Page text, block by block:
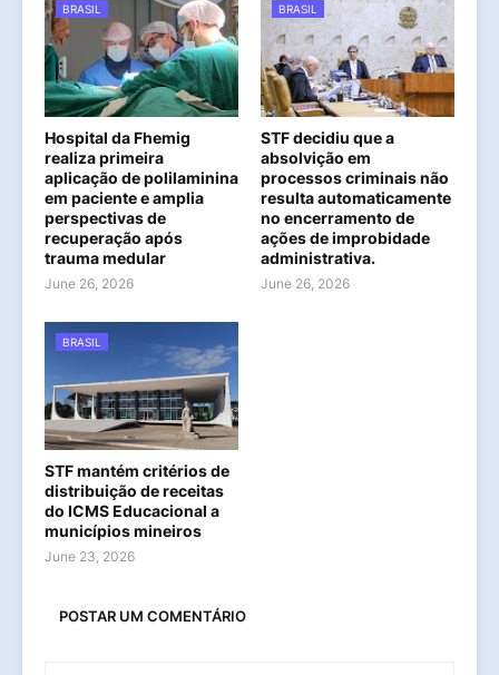
BRASIL
Hospital da Fhemig
realiza primeira
aplicação de polilaminina
em paciente e amplia
perspectivas de
recuperação após
trauma medular
June 26, 2026
BRASIL
STF decidiu que a
absolvição em
processos criminais não
resulta automaticamente
no encerramento de
ações de improbidade
administrativa.
June 26, 2026
BRASIL
STF mantém critérios de
distribuição de receitas
do ICMS Educacional a
municípios mineiros
June 23, 2026
POSTAR UM COMENTÁRIO